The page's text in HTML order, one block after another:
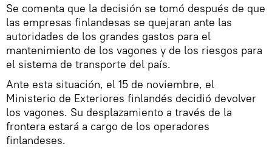
Se comenta que la decisión se tomó después de que
las empresas finlandesas se quejaran ante las
autoridades de los grandes gastos para el
mantenimiento de los vagones y de los riesgos para
el sistema de transporte del país.
Ante esta situación, el 15 de noviembre, el
Ministerio de Exteriores finlandés decidió devolver
los vagones. Su desplazamiento a través de la
frontera estará a cargo de los operadores
finlandeses.